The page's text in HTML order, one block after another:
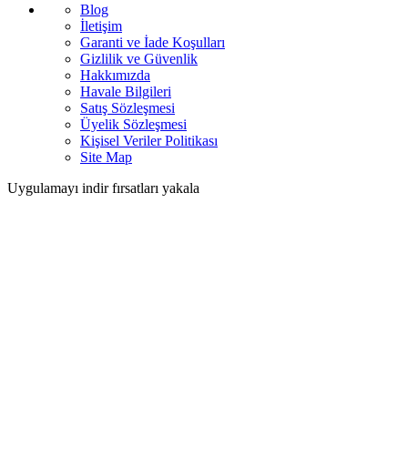
Blog
İletişim
Garanti ve İade Koşulları
Gizlilik ve Güvenlik
Hakkımızda
Havale Bilgileri
Satış Sözleşmesi
Üyelik Sözleşmesi
Kişisel Veriler Politikası
Site Map
Uygulamayı indir fırsatları yakala